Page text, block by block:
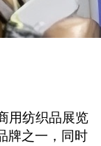
用纺织品展览
牌之一，同时